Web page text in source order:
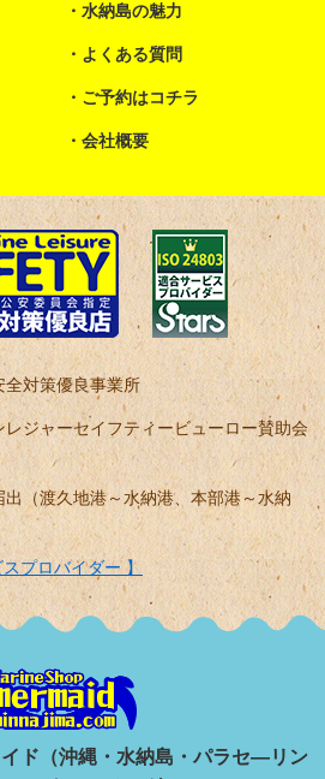
水納島の魅力
よくある質問
ご予約はコチラ
会社概要
全対策優良事業所
ジャーセイフティービューロー賛助会
（渡久地港～水納港、本部港～水納
プロバイダー 】
ド（沖縄・水納島・パラセ―リン